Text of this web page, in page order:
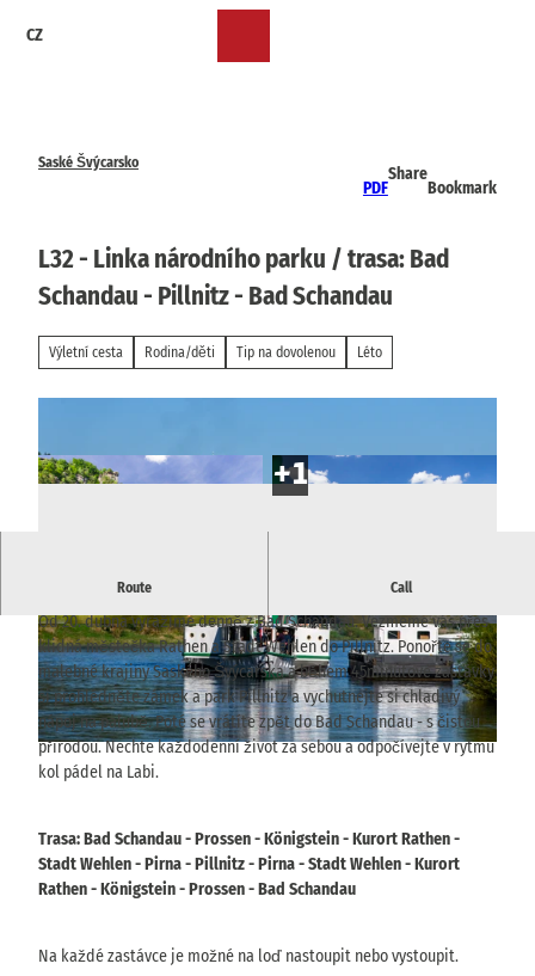
CZ
Saské Švýcarsko
PDF
Share
Bookmark
L32 - Linka národního parku / trasa: Bad
Schandau - Pillnitz - Bad Schandau
Výletní cesta Rodina/děti Tip na dovolenou Léto
© WEIßE FLOTTE SACHSEN GmbH, Marcel Rosenfeld
© WEIßE FLOTTE SACHSEN GmbH, Jan Gutze
it
© WEIßE FLOTTE SACHSEN GmbH, Jan Gutze
it
Route Call
Relaxujte v Národním parku Saské Švýcarsko
Od 20. dubna vyrážíme denně z Bad Schandau. Vezmeme vás přes
klidná městečka Rathen a Stadt Wehlen do Pillnitz. Ponořte se do
malebné krajiny Saského Švýcarska a během 45minutové zastávky
si prohlédněte zámek a park Pillnitz a vychutnejte si chladivý
nápoj na palubě. Poté se vrátíte zpět do Bad Schandau - s čistou
přírodou. Nechte každodenní život za sebou a odpočívejte v rytmu
kol pádel na Labi.
Trasa: Bad Schandau - Prossen - Königstein - Kurort Rathen -
Stadt Wehlen - Pirna - Pillnitz - Pirna - Stadt Wehlen - Kurort
Rathen - Königstein - Prossen - Bad Schandau
Na každé zastávce je možné na loď nastoupit nebo vystoupit.